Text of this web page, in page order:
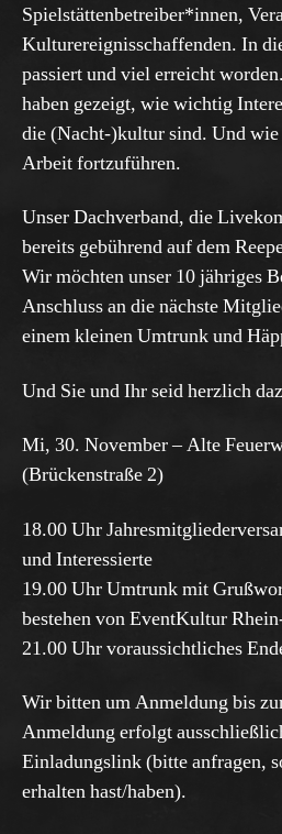
Spielstättenbetreiber*innen,
Kulturereignisschaffenden. In
passiert und viel erreicht
haben gezeigt, wie wichtig
die (Nacht-)kultur sind. Und
Arbeit fortzuführen.
Unser Dachverband, die
bereits gebührend auf dem
Wir möchten unser 10 jähriges
Anschluss an die nächste
einem kleinen Umtrunk und
Und Sie und Ihr seid herzlich
Mi, 30. November – Alte
(Brückenstraße 2)
18.00 Uhr
und Interessierte
19.00 Uhr Umtrunk mit
bestehen von EventKultur
21.00 Uhr voraussichtliches
Wir bitten um Anmeldung bis
Anmeldung erfolgt
Einladungslink (bitte anfragen,
erhalten hast/haben).